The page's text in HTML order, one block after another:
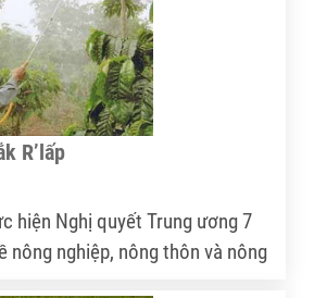
R’lấp
hiện Nghị quyết Trung ương 7
nông nghiệp, nông thôn và nông